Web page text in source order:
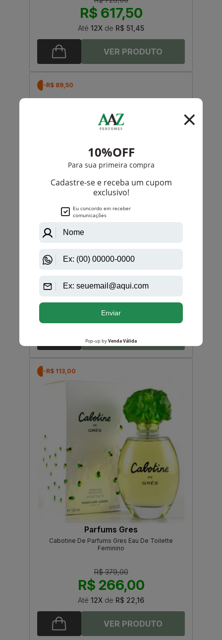
R$ 617,50
Até 12X de R$ 51,45
-R$ 89,50
Burberry Brit De Burberry Eau De Toilette Feminino
Nova Versão
R$ 650,00
R$ 560,50
deR$ 46,70
-R$ 113,00
Parfums Gres
Cabotine De Parfums Gres Eau De Toilette
Feminino
R$ 379,00
R$ 266,00
Até 12X de R$ 22,16